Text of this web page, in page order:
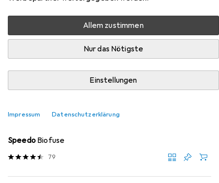
Allem zustimmen
Nur das Nötigste
Einstellungen
Impressum Datenschutzerklärung
Schwimmausrüstung Badekappe
Relevanz
Schwimmausrüstung
Speedo Biofuse
79